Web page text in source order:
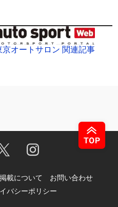
京オートサロン 関連記事
載について
お問い合わせ
バシーポリシー